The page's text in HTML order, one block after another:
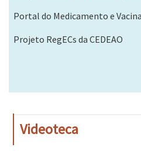
Portal do Medicamento e
Projeto RegECs da CEDEAO
Videoteca